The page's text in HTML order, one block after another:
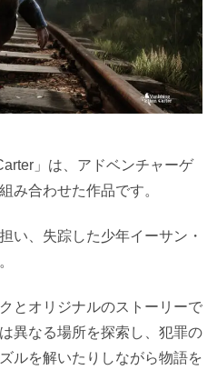
」は、アドベンチャーゲ
み合わせた作品です。
い、失踪した少年イーサン・
とオリジナルのストーリーで
異なる場所を探索し、犯罪の
ルを解いたりしながら物語を